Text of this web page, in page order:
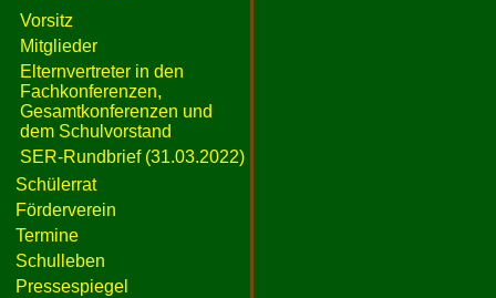
Vorsitz
Mitglieder
Elternvertreter in den
Fachkonferenzen,
Gesamtkonferenzen und
dem Schulvorstand
SER-Rundbrief (31.03.2022)
Schülerrat
Förderverein
Termine
Schulleben
Pressespiegel